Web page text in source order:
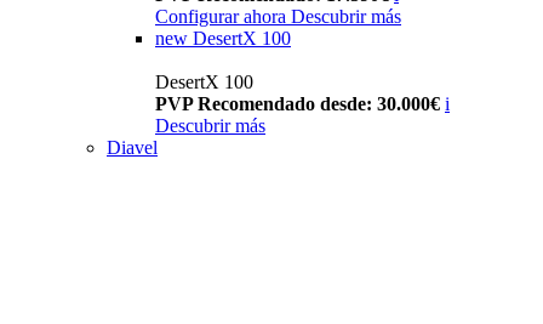
Configurar ahora Descubrir más
new DesertX 100
DesertX 100
PVP Recomendado desde: 30.000€ i
Descubrir más
Diavel